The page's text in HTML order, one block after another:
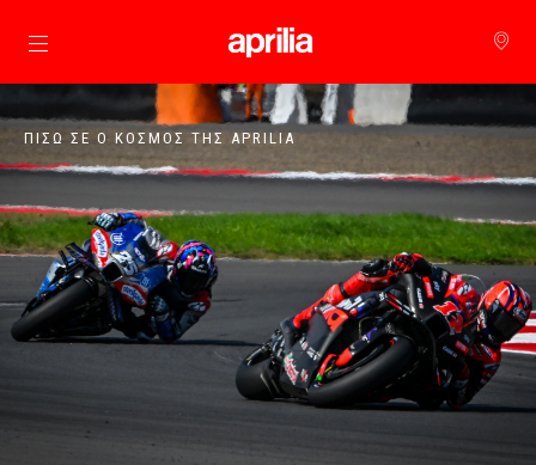
Μετάβαση στο κυρίως περιεχόμενο
ΠΊΣΩ ΣΕ Ο ΚΌΣΜΟΣ ΤΗΣ APRILIA